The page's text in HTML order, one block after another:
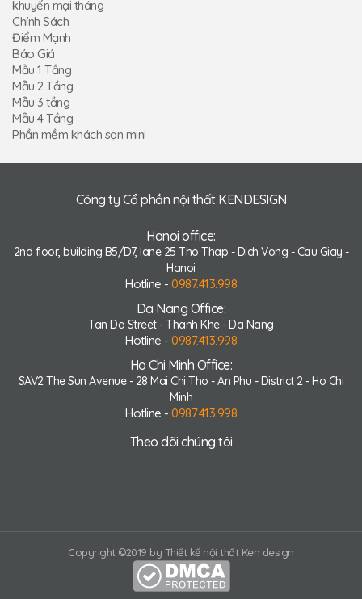
khuyến mại tháng
Chính Sách
Điểm Mạnh
Báo Giá
Mẫu 1 Tầng
Mẫu 2 Tầng
Mẫu 3 tầng
Mẫu 4 Tầng
Phần mềm khách sạn mini
Công ty Cổ phần nội thất KENDESIGN
Hanoi office:
2nd floor, building B5/D7, lane 25 Tho Thap - Dich Vong - Cau Giay -
Hanoi
Hotline - 0987.413.998
Da Nang Office:
Tan Da Street - Thanh Khe - Da Nang
Hotline - 0987.413.998
Ho Chi Minh Office:
SAV2 The Sun Avenue - 28 Mai Chi Tho - An Phu - District 2 - Ho Chi
Minh
Hotline - 0987.413.998
Theo dõi chúng tôi
Copyright ©2019 by Thiết kế nội thất Ken design